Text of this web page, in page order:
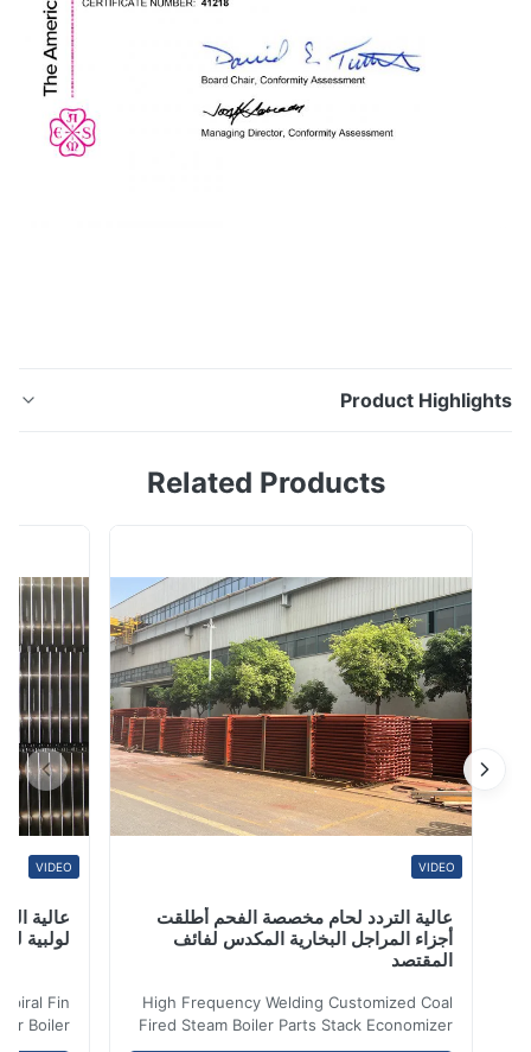
Product
الأوستنيتي الأساسي 18/8 من الدرجة 304 مع إضافة
الكولومبيوم - يعمل إدخال الكولومبيوم على استقرا...
Related Products
عالية التردد لحام مخصصة الفحم أطلقت
أجزاء المراجل البخارية المكدس لفائف
المقتصد
High Frequency Welding Customized Coal
Fired Steam Boiler Parts Stack Economizer
Coil Boiler economizer Boiler Economizer is
عالية
لولبية لنقل
Spiral Fin
Boiler
is the